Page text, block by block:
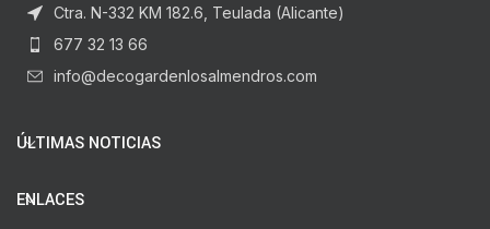
Ctra. N-332 KM 182.6, Teulada (Alicante)
677 32 13 66
info@decogardenlosalmendros.com
ÚLTIMAS NOTICIAS
ENLACES